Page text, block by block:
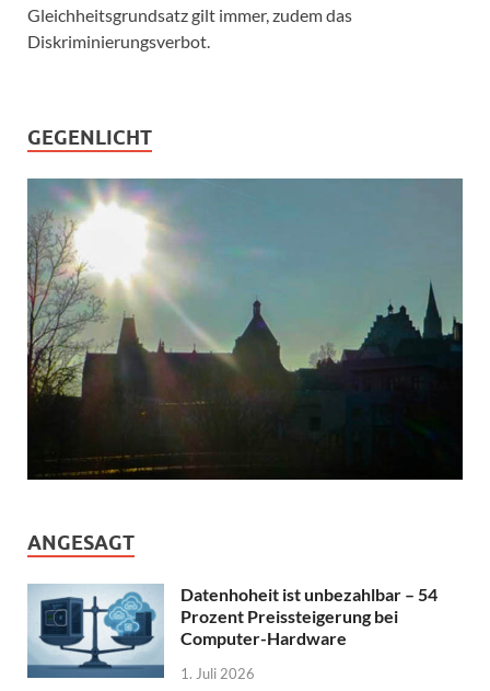
Gleichheitsgrundsatz gilt immer, zudem das
Diskriminierungsverbot.
GEGENLICHT
ANGESAGT
Datenhoheit ist unbezahlbar – 54
Prozent Preissteigerung bei
Computer-Hardware
1. Juli 2026